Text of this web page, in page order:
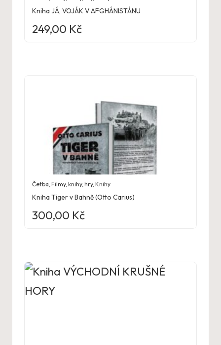
Kniha JÁ, VOJÁK V AFGHÁNISTÁNU
249,00 Kč
Četba,Filmy, knihy, hry,Knihy
Kniha Tiger v Bahně (Otto Carius)
300,00 Kč